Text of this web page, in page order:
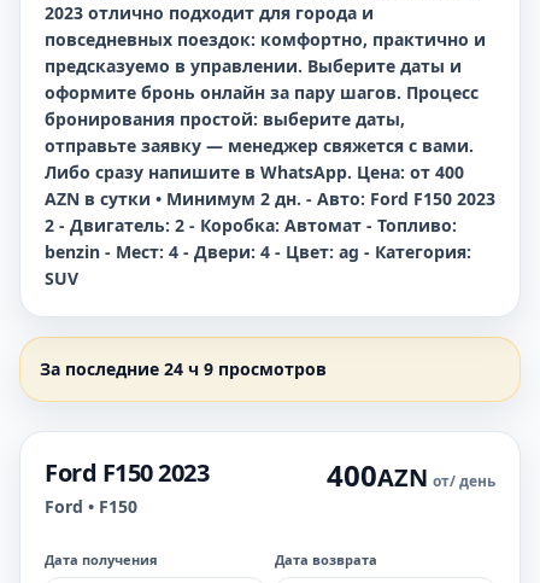
2023 отлично подходит для города и
повседневных поездок: комфортно, практично и
предсказуемо в управлении. Выберите даты и
оформите бронь онлайн за пару шагов. Процесс
бронирования простой: выберите даты,
отправьте заявку — менеджер свяжется с вами.
Либо сразу напишите в WhatsApp. Цена: от 400
AZN в сутки • Минимум 2 дн. - Авто: Ford F150 2023
2 - Двигатель: 2 - Коробка: Автомат - Топливо:
benzin - Мест: 4 - Двери: 4 - Цвет: ag - Категория:
SUV
За последние 24 ч 9 просмотров
Ford F150 2023
Ford • F150
400AZN от/ день
Дата получения Дата возврата